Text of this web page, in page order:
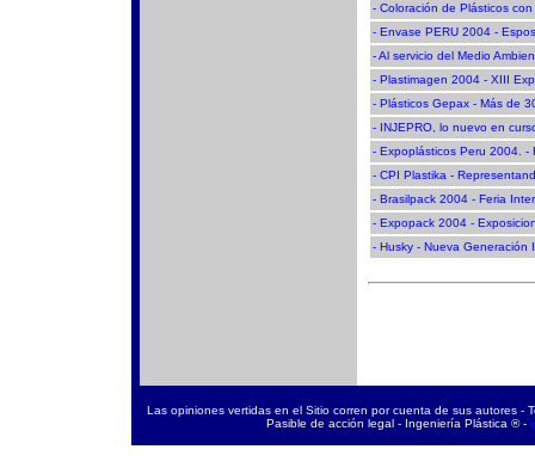
- Coloración de Plásticos
- Envase PERU 2004 -
- Al servicio del Medio
- Plastimagen 2004 - XIII
- Plásticos Gepax - Más de
- INJEPRO, lo nuevo en
- Expoplásticos Peru 2004. -
- CPI Plastika -
- Brasilpack 2004 - Feria
- Expopack 2004 -
- Husky - Nueva Generación
Las opiniones vertidas en el Sitio corren por cuenta de sus autores -
Pasible de acción legal - Ingeniería Plástica ® -